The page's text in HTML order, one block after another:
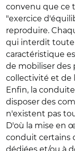
convenu que ce
"exercice
reproduire.
qui interdit toute
caractéristique
de mobiliser des
collectivité et de
Enfin, la
disposer des
n'existent pas
D'où la mise en
conduit certains
dédiées et/ou à